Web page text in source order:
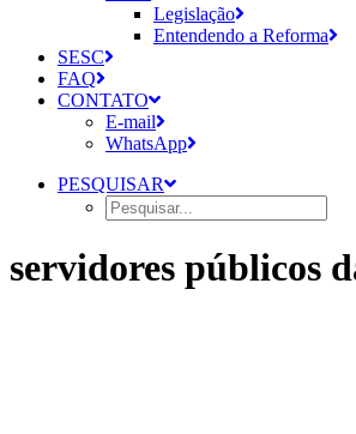
Legislação
Entendendo a Reforma
SESC
FAQ
CONTATO
E-mail
WhatsApp
PESQUISAR
servidores públicos